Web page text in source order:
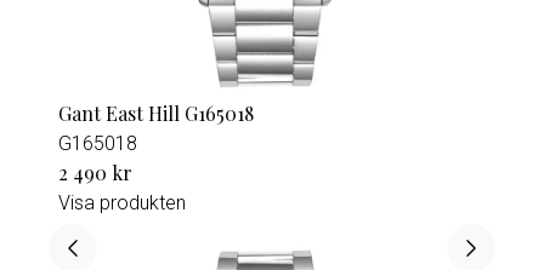
Gant East Hill G165018
G165018
2 490 kr
Visa produkten